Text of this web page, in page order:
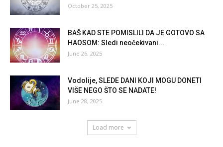
October 25, 2025
BAŠ KAD STE POMISLILI DA JE GOTOVO SA
HAOSOM: Sledi neočekivani...
June 26, 2025
Vodolije, SLEDE DANI KOJI MOGU DONETI
VIŠE NEGO ŠTO SE NADATE!
June 28, 2025
Load more